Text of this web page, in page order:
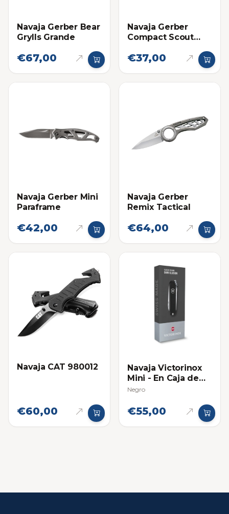
Navaja Gerber Bear
Grylls Grande
€67,00
Navaja Gerber
Compact Scout
Pequeña
€37,00
Navaja Gerber Mini
Paraframe
€42,00
Navaja Gerber
Remix Tactical
€64,00
Navaja CAT 980012
€60,00
Navaja Victorinox
Mini - En Caja de
Regalo
Negro
€55,00